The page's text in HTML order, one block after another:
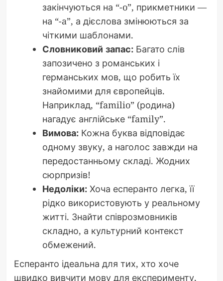
закінчуються на “-o”, прикметники —
на “-a”, а дієслова змінюються за
чіткими шаблонами.
Словниковий запас:Багато слів
запозичено з романських і
германських мов, що робить їх
знайомими для європейців.
Наприклад, “familio” (родина)
нагадує англійське “family”.
Вимова:Кожна буква відповідає
одному звуку, а наголос завжди на
передостанньому складі. Жодних
сюрпризів!
Недоліки:Хоча есперанто легка, її
рідко використовують у реальному
житті. Знайти співрозмовників
складно, а культурний контекст
обмежений.
Есперанто ідеальна для тих, хто хоче
швидко вивчити мову для експерименту,